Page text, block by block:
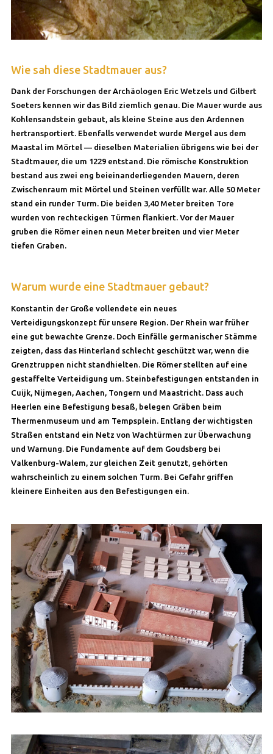
Wie sah diese Stadtmauer aus?
Dank der Forschungen der Archäologen Eric Wetzels und Gilbert
Soeters kennen wir das Bild ziemlich genau. Die Mauer wurde aus
Kohlensandstein gebaut, als kleine Steine aus den Ardennen
hertransportiert. Ebenfalls verwendet wurde Mergel aus dem
Maastal im Mörtel — dieselben Materialien übrigens wie bei der
Stadtmauer, die um 1229 entstand. Die römische Konstruktion
bestand aus zwei eng beieinanderliegenden Mauern, deren
Zwischenraum mit Mörtel und Steinen verfüllt war. Alle 50 Meter
stand ein runder Turm. Die beiden 3,40 Meter breiten Tore
wurden von rechteckigen Türmen flankiert. Vor der Mauer
gruben die Römer einen neun Meter breiten und vier Meter
tiefen Graben.
Warum wurde eine Stadtmauer gebaut?
Konstantin der Große vollendete ein neues
Verteidigungskonzept für unsere Region. Der Rhein war früher
eine gut bewachte Grenze. Doch Einfälle germanischer Stämme
zeigten, dass das Hinterland schlecht geschützt war, wenn die
Grenztruppen nicht standhielten. Die Römer stellten auf eine
gestaffelte Verteidigung um. Steinbefestigungen entstanden in
Cuijk, Nijmegen, Aachen, Tongern und Maastricht. Dass auch
Heerlen eine Befestigung besaß, belegen Gräben beim
Thermenmuseum und am Tempsplein. Entlang der wichtigsten
Straßen entstand ein Netz von Wachtürmen zur Überwachung
und Warnung. Die Fundamente auf dem Goudsberg bei
Valkenburg-Walem, zur gleichen Zeit genutzt, gehörten
wahrscheinlich zu einem solchen Turm. Bei Gefahr griffen
kleinere Einheiten aus den Befestigungen ein.